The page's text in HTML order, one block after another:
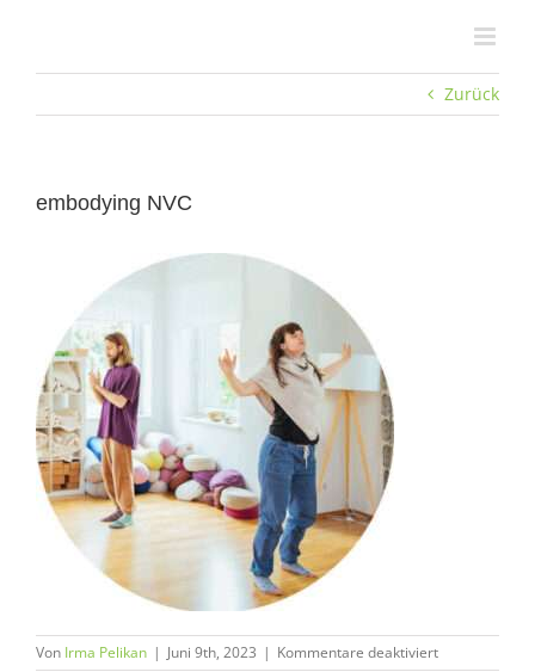
Zurück
embodying NVC
Von Irma Pelikan | Juni 9th, 2023 | Kommentare deaktiviertfür